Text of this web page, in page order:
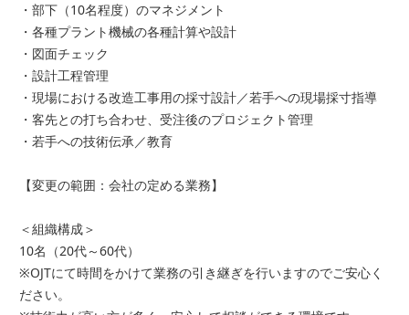
・部下（10名程度）のマネジメント
・各種プラント機械の各種計算や設計
・図面チェック
・設計工程管理
・現場における改造工事用の採寸設計／若手への現場採寸指導
・客先との打ち合わせ、受注後のプロジェクト管理
・若手への技術伝承／教育
【変更の範囲：会社の定める業務】
＜組織構成＞
10名（20代～60代）
※OJTにて時間をかけて業務の引き継ぎを行いますのでご安心く
ださい。